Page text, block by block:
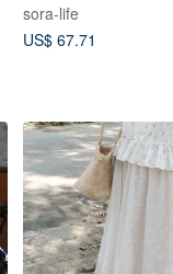
sora-life
US$ 67.71